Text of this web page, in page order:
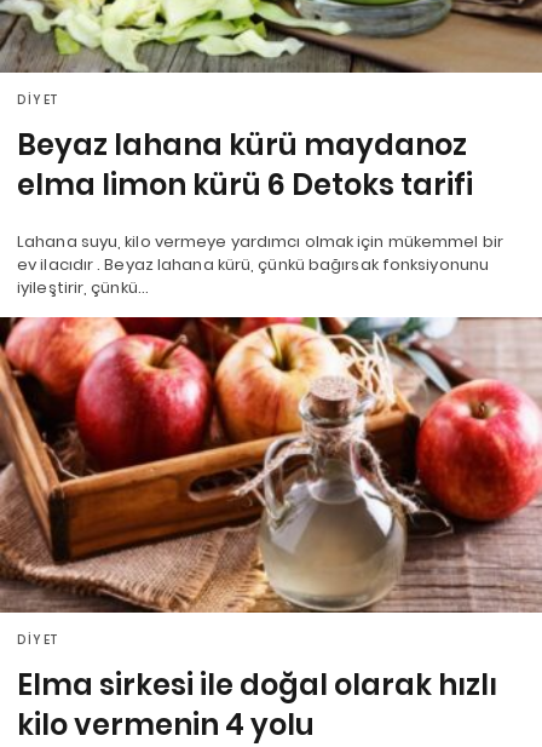
DIYET
Beyaz lahana kürü maydanoz
elma limon kürü 6 Detoks tarifi
Lahana suyu, kilo vermeye yardımcı olmak için mükemmel bir
ev ilacıdır . Beyaz lahana kürü, çünkü bağırsak fonksiyonunu
iyileştirir, çünkü…
DIYET
Elma sirkesi ile doğal olarak hızlı
kilo vermenin 4 yolu